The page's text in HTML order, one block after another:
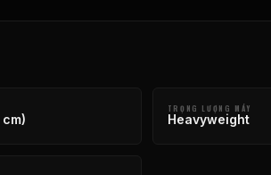
TRỌNG LƯỢNG MÁY
Heavyweight